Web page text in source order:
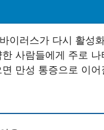
이러스가 다시 활성
사람들에게 주로
만성 통증으로 이